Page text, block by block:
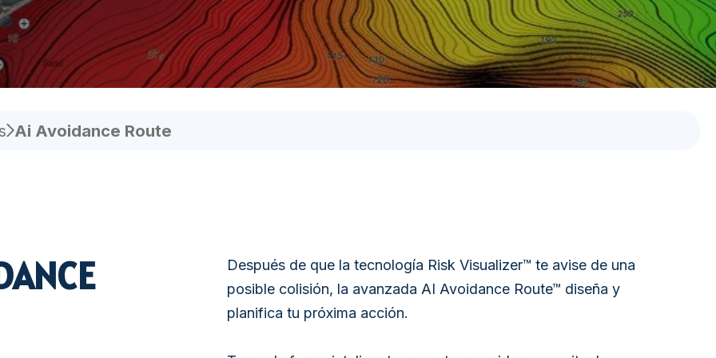
RADIOTELÉFONO
SONDA DE PESCA
VIGILANCIA DE LA
ACUICULTURA
SINCRONIZACIÓN GNSS
SISTEMA DE
NAVEGACIÓN AR
SISTEMA DE
Ai Avoidance Route
Después de que la tecnología Risk Visualizer™ te avise de una
posible colisión, la avanzada AI Avoidance Route™ diseña y
planifica tu próxima acción.